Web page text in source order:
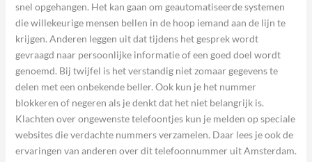
snel opgehangen. Het kan gaan om geautomatiseerde systemen
die willekeurige mensen bellen in de hoop iemand aan de lijn te
krijgen. Anderen leggen uit dat tijdens het gesprek wordt
gevraagd naar persoonlijke informatie of een goed doel wordt
genoemd. Bij twijfel is het verstandig niet zomaar gegevens te
delen met een onbekende beller. Ook kun je het nummer
blokkeren of negeren als je denkt dat het niet belangrijk is.
Klachten over ongewenste telefoontjes kun je melden op speciale
websites die verdachte nummers verzamelen. Daar lees je ook de
ervaringen van anderen over dit telefoonnummer uit Amsterdam.